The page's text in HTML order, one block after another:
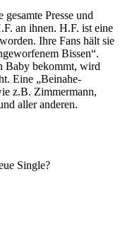
Presse und
an ihnen. H.F. ist eine
Ihre Fans hält sie
Bissen“.
Baby bekommt, wird
Eine „Beinahe-
z.B. Zimmermann,
aller anderen.
Single?